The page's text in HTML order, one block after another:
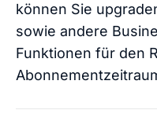
können Sie
sowie andere
Funktionen für den